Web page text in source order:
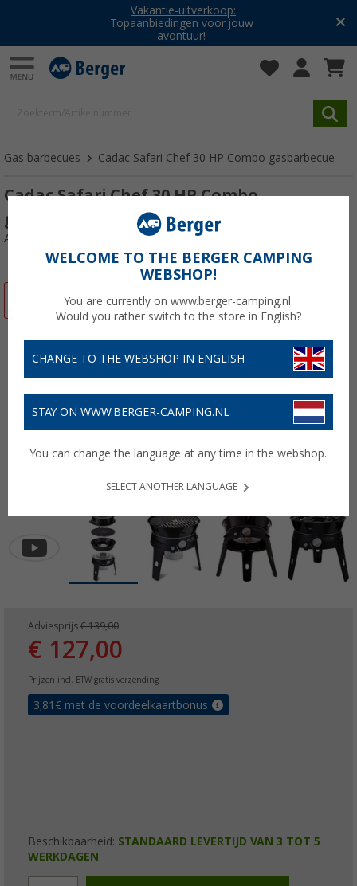
Vakantie-uitverkoop:
Topaanbiedingen voor jouw
avontuur!
Gas barbecues Cadac Safari Chef 30 HP Combo gasbarbecue
Cadac Safari Chef 30 HP Combo
gasbarbecue
Artikelnr: 540141
Adviesprijs € 139,00
€ 127,00
Prijzen incl. BTW gratis verzending
3,81 € met de voordeelkaartbonus
Beschikbaarheid: STANDAARD LEVERTIJD VAN 3 TOT 5
WERKDAGEN
WELCOME TO THE BERGER CAMPING
WEBSHOP!
You are currently on www.berger-camping.nl.
Would you rather switch to the store in English?
CHANGE TO THE WEBSHOP IN ENGLISH
STAY ON WWW.BERGER-CAMPING.NL
You can change the language at any time in the webshop.
SELECT ANOTHER LANGUAGE